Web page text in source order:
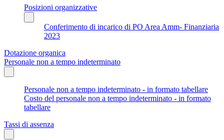
Posizioni organizzative
Conferimento di incarico di PO Area Amm- Finanziaria
2023
Dotazione organica
Personale non a tempo indeterminato
Personale non a tempo indeterminato - in formato tabellare
Costo del personale non a tempo indeterminato - in formato
tabellare
Tassi di assenza